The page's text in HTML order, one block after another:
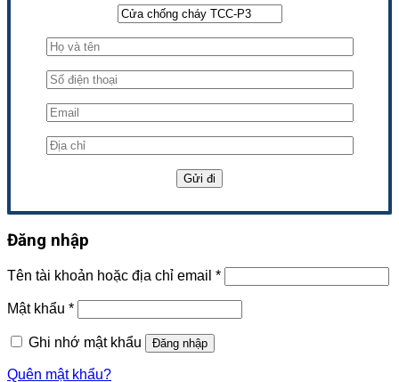
Đăng nhập
Tên tài khoản hoặc địa chỉ email *
Mật khẩu *
Ghi nhớ mật khẩu Đăng nhập
Quên mật khẩu?